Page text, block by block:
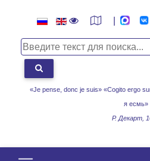
«Je pense, donc je suis» «Cogito ergo
я есмь»
Р. Декарт,